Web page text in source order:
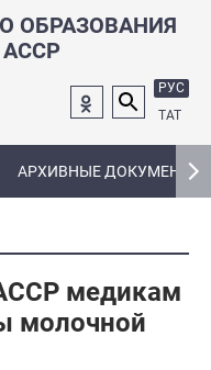
ОБРАЗОВАНИЯ
РУС
ТАТ
АРХИВНЫЕ ДОКУМЕНТЫ
медикам
молочной